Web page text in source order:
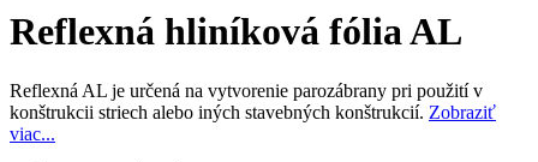
Reflexná hliníková fólia AL
Reflexná AL je určená na vytvorenie parozábrany pri použití v
konštrukcii striech alebo iných stavebných konštrukcií. Zobraziť
viac...